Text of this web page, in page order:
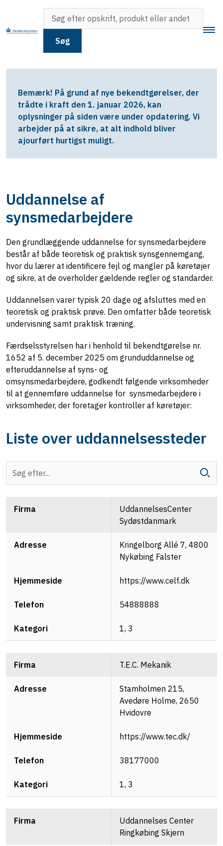
Søg
Bemærk! På grund af nye bekendtgørelser, der
trådte i kraft den 1. januar 2026, kan
oplysninger på siden være under opdatering. Vi
arbejder på at sikre, at alt indhold bliver
ajourført hurtigst muligt.
Uddannelse af
synsmedarbejdere
Den grundlæggende uddannelse for synsmedarbejdere
består af både teoretisk og praktisk synsgennemgang,
hvor du lærer at identificere fejl og mangler på køretøjer
og sikre, at de overholder gældende regler og standarder.
Uddannelsen varer typisk 20 dage og afsluttes med en
teoretisk og praktisk prøve. Den omfatter både teoretisk
undervisning samt praktisk træning.
Færdselsstyrelsen har i henhold til bekendtgørelse nr.
1652 af 5. december 2025 om grunduddannelse og
efteruddannelse af syns- og
omsynsmedarbejdere, godkendt følgende virksomheder
til at gennemføre uddannelse for synsmedarbejdere i
virksomheder, der foretager kontroller af køretøjer:
Liste over uddannelsessteder
Firma
Adresse
UddannelsesCenter
Sydøstdanmark
Kringelborg Allé 7, 4800
Nykøbing Falster
https://www.celf.dk
54888888
1, 3
T.E.C. Mekanik
Stamholmen 215,
Avedøre Holme, 2650
Hvidovre
https://www.tec.dk/
38177000
1, 3
Uddannelses Center
Ringkøbing Skjern